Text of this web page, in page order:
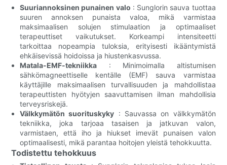
Suuriannoksinen punainen valo : Sunglorin sauva tuottaa
suuren annoksen punaista valoa, mikä varmistaa
maksimaalisen solujen stimulaation ja optimaaliset
terapeuttiset vaikutukset. Korkeampi intensiteetti
tarkoittaa nopeampia tuloksia, erityisesti ikääntymistä
ehkäisevissä hoidoissa ja hiustenkasvussa.
Matala-EMF-tekniikka : Minimoimalla altistumisen
sähkömagneettiselle kentälle (EMF) sauva varmistaa
käyttäjille maksimaalisen turvallisuuden ja mahdollistaa
terapeuttisten hyötyjen saavuttamisen ilman mahdollisia
terveysriskejä.
Välkkymätön suorituskyky : Sauvassa on välkkymätön
tekniikka, joka tarjoaa tasaisen ja jatkuvan valon,
varmistaen, että iho ja hiukset imevät punaisen valon
optimaalisesti, mikä parantaa hoitojen yleistä tehokkuutta.
Todistettu tehokkuus